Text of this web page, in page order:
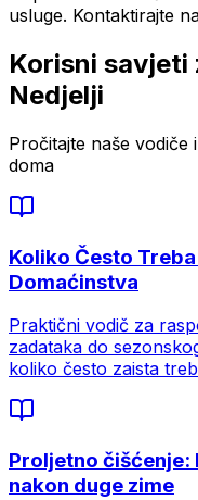
usluge. Kontaktirajte
Korisni savjeti
Nedjelji
Pročitajte naše vodiče
doma
Koliko Često
Domaćinstva
Praktični vodič za
zadataka do
koliko često zaista
Proljetno
nakon duge zime